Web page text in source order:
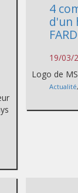
4
d'un
19/03/
Logo de
Actualité